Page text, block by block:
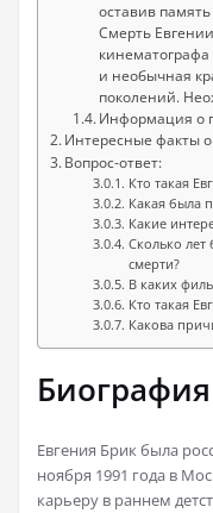
оставив
Смерть
и необычная
поколений.
Информация о
Интересные факты
Вопрос-ответ:
Кто такая
Какая была
Какие
Сколько
смерти?
В каких
Кто такая
Какова
Евгения Брик была
ноября 1991 года в
карьеру в раннем